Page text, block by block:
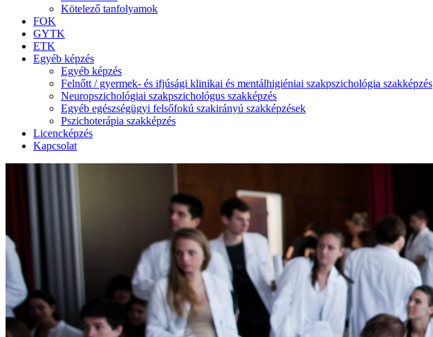
Kötelező tanfolyamok
FOK
GYTK
ETK
Egyéb képzés
Egyéb képzés
Felnőtt / gyermek- és ifjúsági klinikai és mentálhigiéniai szakpszichológia szakképzés
Neuropszichológiai szakpszichológus szakképzés
Egyéb egészségügyi felsőfokú szakirányú szakképzések
Pszichoterápia szakképzés
Licencképzés
Kapcsolat